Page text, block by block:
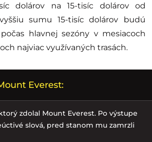
dolárov na 15-tisíc dolárov od
sumu 15-tisíc dolárov budú
hlavnej sezóny v mesiacoch
najviac využívaných trasách.
Everest:
zdolal Mount Everest. Po výstupe
slová, pred stanom mu zamrzli